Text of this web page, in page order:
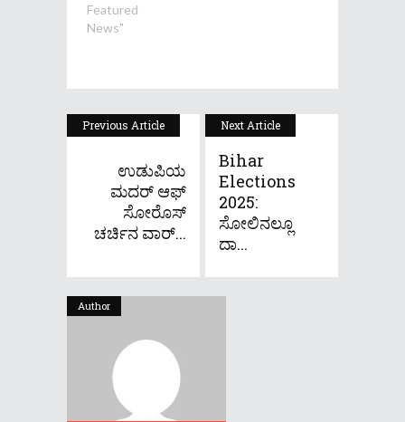
Featured
News"
Previous Article
ಉಡುಪಿಯ
ಮದರ್ ಆಫ್
ಸೋರೊಸ್
ಚರ್ಚಿನ ವಾರ್...
Next Article
Bihar
Elections
2025:
ಸೋಲಿನಲ್ಲೂ
ದಾ...
Author